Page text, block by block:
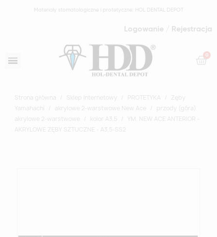
Materiały stomatologiczne i protetyczne: HOL DENTAL DEPOT
Logowanie / Rejestracja
Strona główna Sklep Internetowy PROTETYKA
Zęby
Yamahachi
akrylowe 2-warstwowe New Ace
przody (góra)
akrylowe 2-warstwowe
kolor A3,5
YM. NEW ACE ANTERIOR -
AKRYLOWE ZĘBY SZTUCZNE - A3,5-SS2